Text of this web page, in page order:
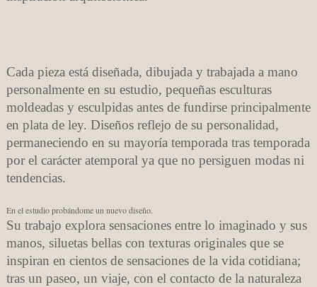
Cada pieza está diseñada, dibujada y trabajada a mano
personalmente en su estudio, pequeñas esculturas
moldeadas y esculpidas antes de fundirse principalmente
en plata de ley. Diseños reflejo de su personalidad,
permaneciendo en su mayoría temporada tras temporada
por el carácter atemporal ya que no persiguen modas ni
tendencias.
En el estudio probándome un nuevo diseño.
Su trabajo explora sensaciones entre lo imaginado y sus
manos, siluetas bellas con texturas originales que se
inspiran en cientos de sensaciones de la vida cotidiana;
tras un paseo, un viaje, con el contacto de la naturaleza